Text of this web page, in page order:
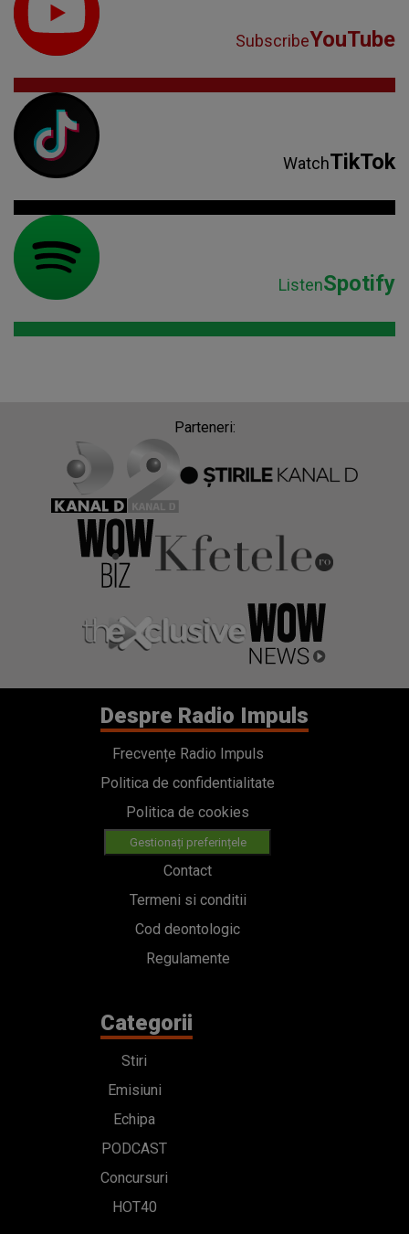
SubscribeYouTube
WatchTikTok
ListenSpotify
Parteneri:
Despre Radio Impuls
Frecvențe Radio Impuls
Politica de confidentialitate
Politica de cookies
Gestionați preferințele
Contact
Termeni si conditii
Cod deontologic
Regulamente
Categorii
Stiri
Emisiuni
Echipa
PODCAST
Concursuri
HOT40